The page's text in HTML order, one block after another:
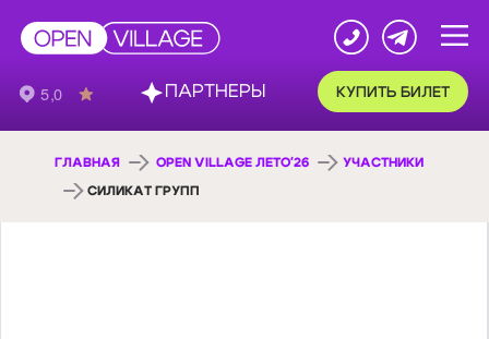
КУПИТЬ БИЛЕТ
ГЛАВНАЯ OPEN VILLAGE ЛЕТО'26 УЧАСТНИКИ
СИЛИКАТ ГРУПП